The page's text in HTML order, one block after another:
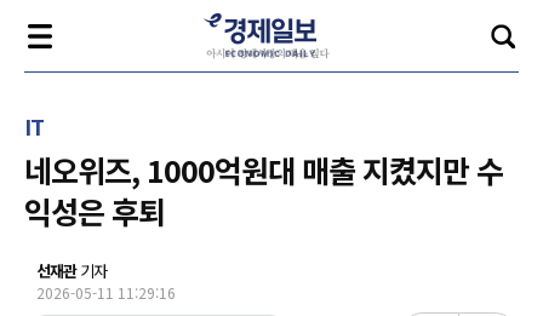
IT
네오위즈, 1000억원대 매출 지켰지만 수
익성은 후퇴
선재관기자
2026-05-11 11:29:16